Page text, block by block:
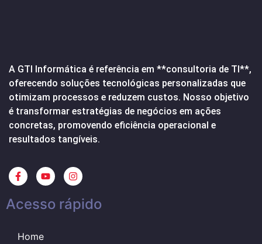
A GTI Informática é referência em **consultoria de TI**,
oferecendo soluções tecnológicas personalizadas que
otimizam processos e reduzem custos. Nosso objetivo
é transformar estratégias de negócios em ações
concretas, promovendo eficiência operacional e
resultados tangíveis.
Acesso rápido
Home